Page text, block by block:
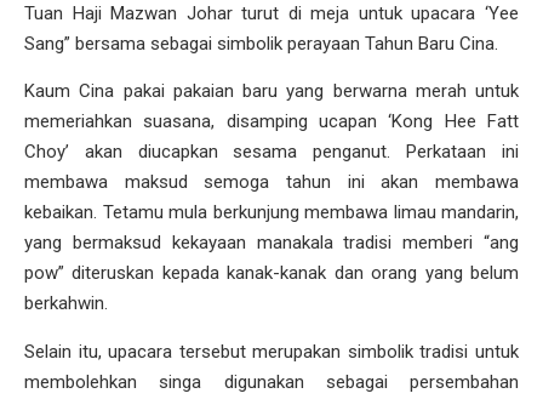
Tuan Haji Mazwan Johar turut di meja untuk upacara ‘Yee
Sang” bersama sebagai simbolik perayaan Tahun Baru Cina.
Kaum Cina pakai pakaian baru yang berwarna merah untuk
memeriahkan suasana, disamping ucapan ‘Kong Hee Fatt
Choy’ akan diucapkan sesama penganut. Perkataan ini
membawa maksud semoga tahun ini akan membawa
kebaikan. Tetamu mula berkunjung membawa limau mandarin,
yang bermaksud kekayaan manakala tradisi memberi “ang
pow” diteruskan kepada kanak-kanak dan orang yang belum
berkahwin.
Selain itu, upacara tersebut merupakan simbolik tradisi untuk
membolehkan singa digunakan sebagai persembahan